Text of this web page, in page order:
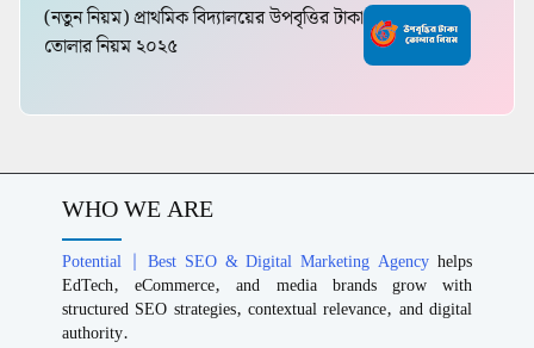
(নতুন নিয়ম) প্রাথমিক বিদ্যালয়ের উপবৃত্তির টাকা
তোলার নিয়ম ২০২৫
WHO WE ARE
Potential | Best SEO & Digital Marketing Agency helps
EdTech, eCommerce, and media brands grow with
structured SEO strategies, contextual relevance, and digital
authority.